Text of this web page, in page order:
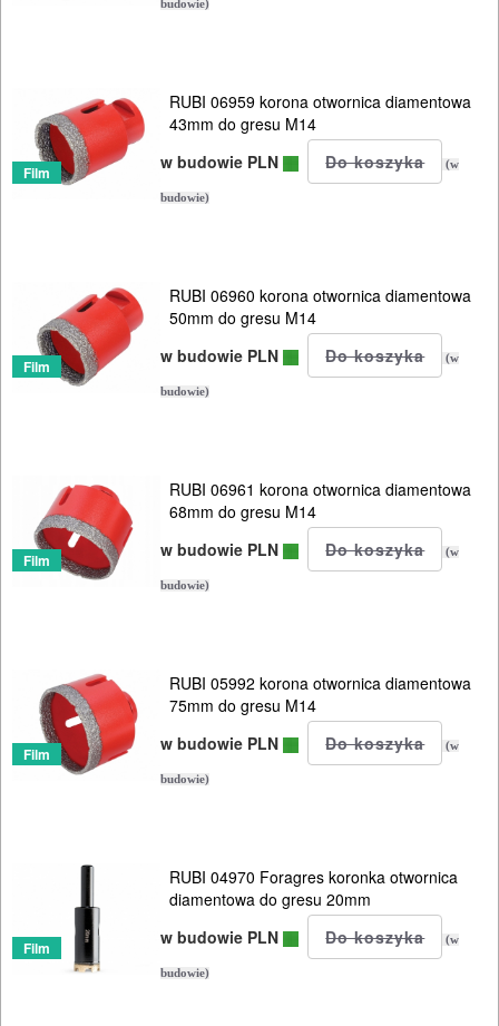
budowie)
Film
RUBI 06959 korona otwornica diamentowa
43mm do gresu M14
w budowie PLN
(w
budowie)
Film
RUBI 06960 korona otwornica diamentowa
50mm do gresu M14
w budowie PLN
(w
budowie)
Film
RUBI 06961 korona otwornica diamentowa
68mm do gresu M14
w budowie PLN
(w
budowie)
Film
RUBI 05992 korona otwornica diamentowa
75mm do gresu M14
w budowie PLN
(w
budowie)
Film
RUBI 04970 Foragres koronka otwornica
diamentowa do gresu 20mm
w budowie PLN
(w
budowie)